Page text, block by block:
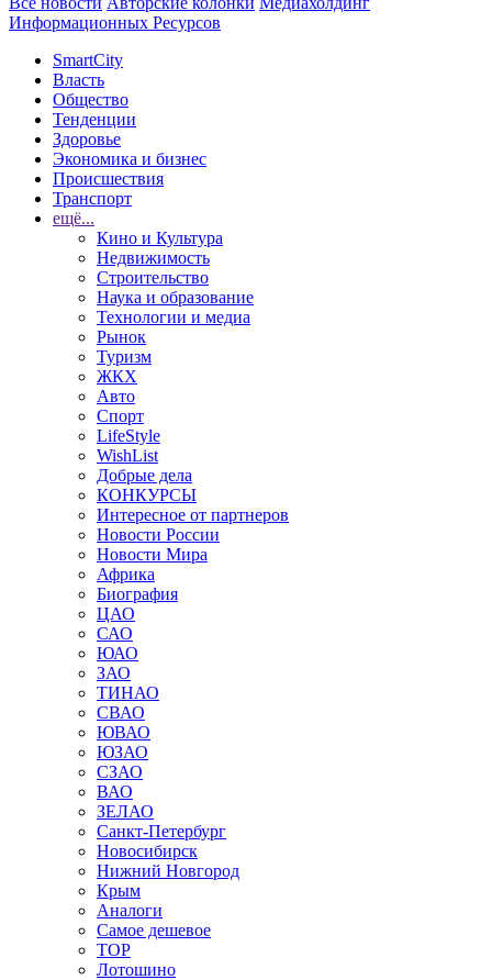
Информационных Ресурсов
SmartCity
Власть
Общество
Тенденции
Здоровье
Экономика и бизнес
Происшествия
Транспорт
ещё...
Кино и Культура
Недвижимость
Строительство
Наука и образование
Технологии и медиа
Рынок
Туризм
ЖКХ
Авто
Спорт
LifeStyle
WishList
Добрые дела
КОНКУРСЫ
Интересное от партнеров
Новости России
Новости Мира
Африка
Биография
ЦАО
САО
ЮАО
ЗАО
ТИНАО
СВАО
ЮВАО
ЮЗАО
СЗАО
ВАО
ЗЕЛАО
Санкт-Петербург
Новосибирск
Нижний Новгород
Крым
Аналоги
Самое дешевое
TOP
Лотошино